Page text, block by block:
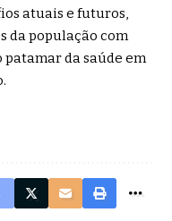
atuais e futuros,
da população com
patamar da saúde em